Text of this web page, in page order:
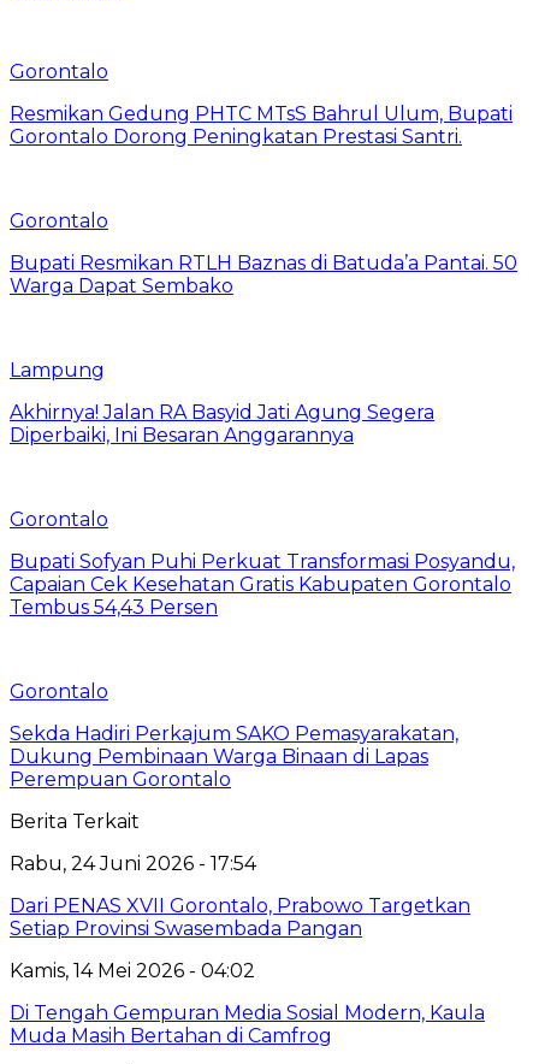
Gorontalo
Resmikan Gedung PHTC MTsS Bahrul Ulum, Bupati
Gorontalo Dorong Peningkatan Prestasi Santri.
Gorontalo
Bupati Resmikan RTLH Baznas di Batuda’a Pantai. 50
Warga Dapat Sembako
Lampung
Akhirnya! Jalan RA Basyid Jati Agung Segera
Diperbaiki, Ini Besaran Anggarannya
Gorontalo
Bupati Sofyan Puhi Perkuat Transformasi Posyandu,
Capaian Cek Kesehatan Gratis Kabupaten Gorontalo
Tembus 54,43 Persen
Gorontalo
Sekda Hadiri Perkajum SAKO Pemasyarakatan,
Dukung Pembinaan Warga Binaan di Lapas
Perempuan Gorontalo
Berita Terkait
Rabu, 24 Juni 2026 - 17:54
Dari PENAS XVII Gorontalo, Prabowo Targetkan
Setiap Provinsi Swasembada Pangan
Kamis, 14 Mei 2026 - 04:02
Di Tengah Gempuran Media Sosial Modern, Kaula
Muda Masih Bertahan di Camfrog